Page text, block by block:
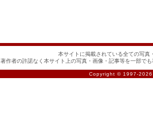
本サイトに掲載されている全ての写真
著作者の許諾なく本サイト上の写真・画像・記事等を一部で
Copyright © 1997-